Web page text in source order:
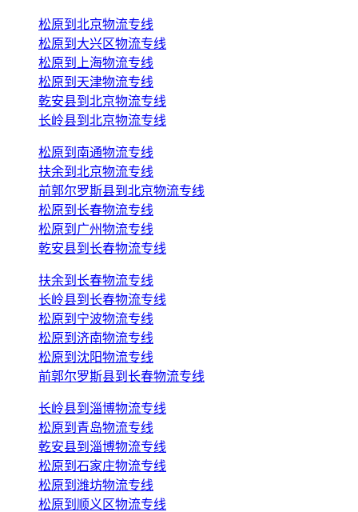
松原到北京物流专线
松原到大兴区物流专线
松原到上海物流专线
松原到天津物流专线
乾安县到北京物流专线
长岭县到北京物流专线
松原到南通物流专线
扶余到北京物流专线
前郭尔罗斯县到北京物流专线
松原到长春物流专线
松原到广州物流专线
乾安县到长春物流专线
扶余到长春物流专线
长岭县到长春物流专线
松原到宁波物流专线
松原到济南物流专线
松原到沈阳物流专线
前郭尔罗斯县到长春物流专线
长岭县到淄博物流专线
松原到青岛物流专线
乾安县到淄博物流专线
松原到石家庄物流专线
松原到潍坊物流专线
松原到顺义区物流专线